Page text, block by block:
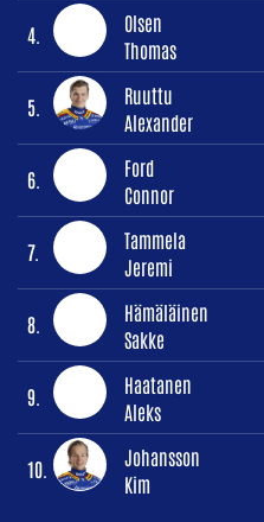
4.
Olsen
Thomas
5.
Ruuttu
Alexander
6.
Ford
Connor
7.
Tammela
Jeremi
8.
Hämäläinen
Sakke
9.
Haatanen
Aleks
10.
Johansson
Kim